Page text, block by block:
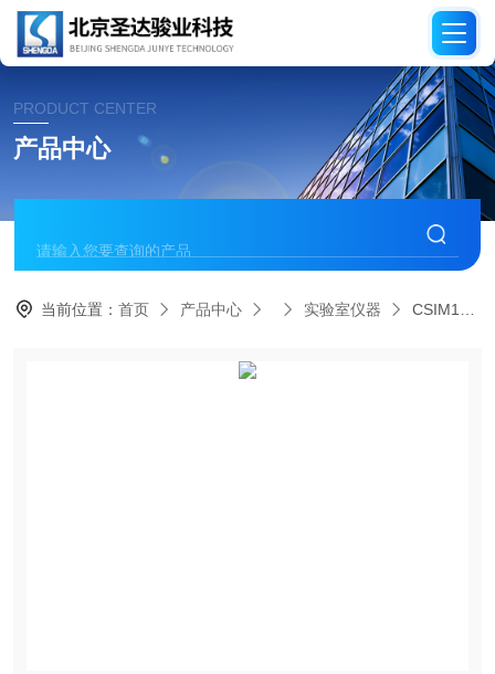
PRODUCT CENTER
产品中心
当前位置：首页 产品中心 实验室仪器 CSIM131共聚焦扫描成像显微镜